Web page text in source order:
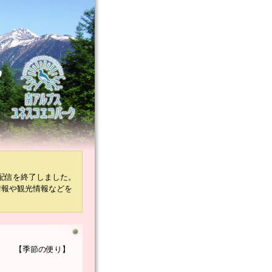
を終了しました。
や観光情報などを
【季節の便り】